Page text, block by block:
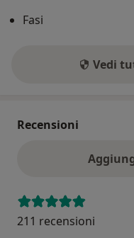
Fasi
Vedi
Recensioni
211 recensioni